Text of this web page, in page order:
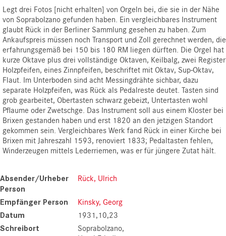
Legt drei Fotos [nicht erhalten] von Orgeln bei, die sie in der Nähe
von Soprabolzano gefunden haben. Ein vergleichbares Instrument
glaubt Rück in der Berliner Sammlung gesehen zu haben. Zum
Ankaufspreis müssen noch Transport und Zoll gerechnet werden, die
erfahrungsgemäß bei 150 bis 180 RM liegen dürften. Die Orgel hat
kurze Oktave plus drei vollständige Oktaven, Keilbalg, zwei Register
Holzpfeifen, eines Zinnpfeifen, beschriftet mit Oktav, Sup-Oktav,
Flaut. Im Unterboden sind acht Messingdrähte sichbar, dazu
separate Holzpfeifen, was Rück als Pedalreste deutet. Tasten sind
grob gearbeitet, Obertasten schwarz gebeizt, Untertasten wohl
Pflaume oder Zwetschge. Das Instrument soll aus einem Kloster bei
Brixen gestanden haben und erst 1820 an den jetzigen Standort
gekommen sein. Vergleichbares Werk fand Rück in einer Kirche bei
Brixen mit Jahreszahl 1593, renoviert 1833; Pedaltasten fehlen,
Winderzeugen mittels Lederriemen, was er für jüngere Zutat hält.
Absender/Urheber
Person
Rück, Ulrich
Empfänger Person Kinsky, Georg
Datum 1931,10,23
Schreibort
Soprabolzano,